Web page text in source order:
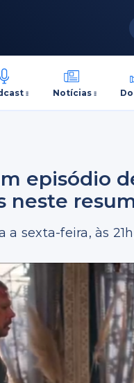
Notícias
episódio
neste
sexta-feira, às